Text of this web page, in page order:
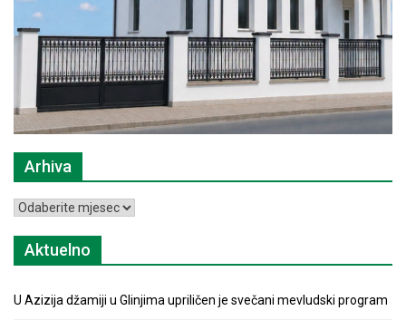
Arhiva
Arhiva
Aktuelno
U Azizija džamiji u Glinjima upriličen je svečani mevludski program